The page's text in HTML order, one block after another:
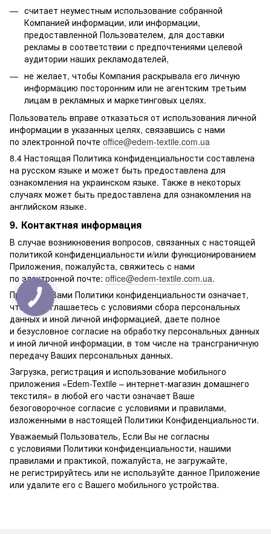
считает неуместным использование собранной
Компанией информации, или информации,
предоставленной Пользователем, для доставки
рекламы в соответствии с предпочтениями целевой
аудитории наших рекламодателей,
не желает, чтобы Компания раскрывала его личную
информацию посторонним или не агентским третьим
лицам в рекламных и маркетинговых целях.
Пользователь вправе отказаться от использования личной
информации в указанных целях, связавшись с нами
по электронной почте office@edem-textile.com.ua
8.4 Настоящая Политика конфиденциальности составлена
на русском языке и может быть предоставлена для
ознакомления на украинском языке. Также в некоторых
случаях может быть предоставлена для ознакомления на
английском языке.
9. Контактная информация
В случае возникновения вопросов, связанных с настоящей
политикой конфиденциальности и/или функционированием
Приложения, пожалуйста, свяжитесь с нами
по электронной почте: office@edem-textile.com.ua.
Принятие Вами Политики конфиденциальности означает,
что Вы соглашаетесь с условиями сбора персональных
данных и иной личной информацией, даете полное
и безусловное согласие на обработку персональных данных
и иной личной информации, в том числе на трансграничную
передачу Ваших персональных данных.
Загрузка, регистрация и использование мобильного
приложения «Edem-Textile – интернет-магазин домашнего
текстиля» в любой его части означает Ваше
безоговорочное согласие с условиями и правилами,
изложенными в настоящей Политики Конфиденциальности.
Уважаемый Пользователь, Если Вы не согласны
с условиями Политики конфиденциальности, нашими
правилами и практикой, пожалуйста, не загружайте,
не регистрируйтесь или не используйте данное Приложение
или удалите его с Вашего мобильного устройства.